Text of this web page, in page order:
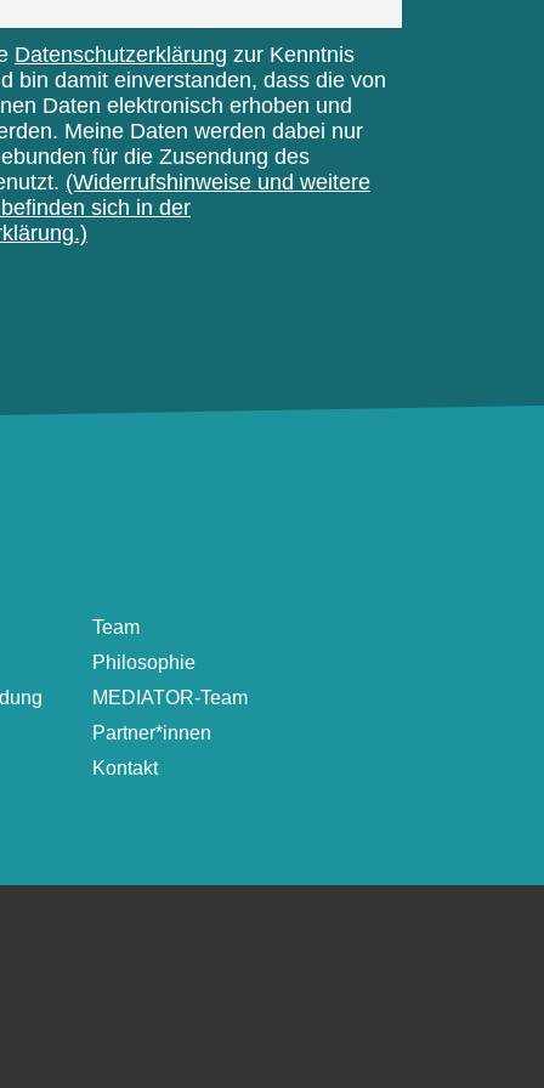
Datenschutzerklärung zur Kenntnis
bin damit einverstanden, dass die von
Daten elektronisch erhoben und
Meine Daten werden dabei nur
für die Zusendung des
(Widerrufshinweise und weitere
sich in der
Team
Philosophie
MEDIATOR-Team
Partner*innen
Kontakt